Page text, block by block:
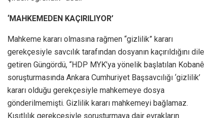
‘MAHKEMEDEN KAÇIRILIYOR’
Mahkeme kararı olmasına rağmen “gizlilik” kararı
gerekçesiyle savcılık tarafından dosyanın kaçırıldığını dile
getiren Güngördü, “HDP MYK’ya yönelik başlatılan Kobanê
soruşturmasında Ankara Cumhuriyet Başsavcılığı ‘gizlilik’
kararı olduğu gerekçesiyle mahkemeye dosya
gönderilmemişti. Gizlilik kararı mahkemeyi bağlamaz.
Kısıtlılık gerekçesiyle soruşturmaya dair evrakların